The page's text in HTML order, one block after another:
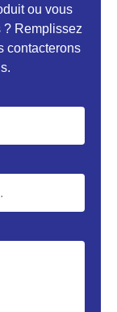
ou vous
? Remplissez
contacterons